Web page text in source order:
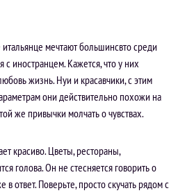
мечтают большинсвто среди
иностранцем. Кажется, что у них
жизнь. Нуи и красавчики, с этим
они действительно похожи на
же привычки молчать о чувствах.
красиво. Цветы, рестораны,
голова. Он не стесняется говорить о
в ответ. Поверьте, просто скучать рядом с